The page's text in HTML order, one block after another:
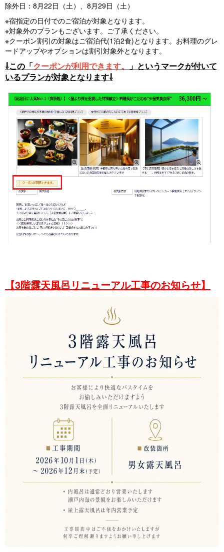
除外日：8月22日（土）、8月29日（土）
※宿指定の日付でのご宿泊が対象となります。
※対象外のプランもございます。ご了承ください。
※クーポン割引の対象はご宿泊代(1泊2食)となります。お料理のグレ
ードアップやオプションは割引対象外となります。
⇩この「クーポンが利用できます。
」というマークが付いて
いるプランが対象となります⇩
【3階露天風呂リニューアル工事のお知らせ】